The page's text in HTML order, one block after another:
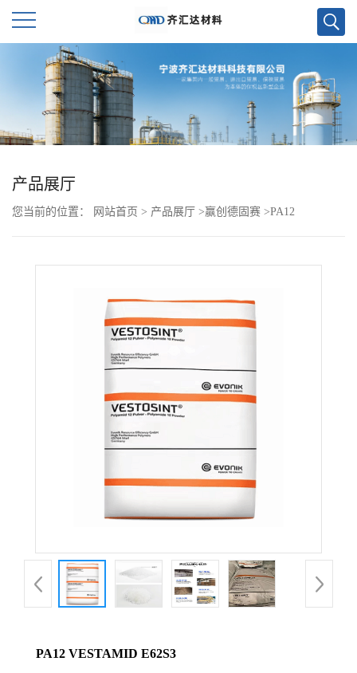
首
页
公
品
厅
产品展厅
您当前的位置： 网站首页 > 产品展厅 >赢创德固赛 >PA12
PA12 VESTAMID E62S3